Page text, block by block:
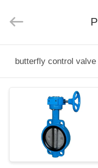
HAUSE
PRODUKTE
Ltd..
butterfly control valve